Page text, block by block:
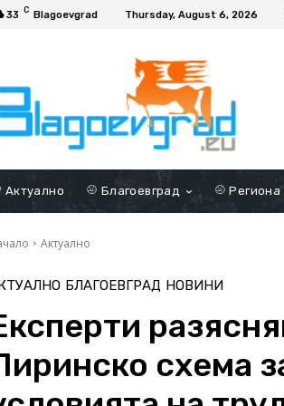
33 C Blagoevgrad Thursday, August 6, 2026
Актуално Благоевград Региона
Актуално
БЛАГОЕВГРАД НОВИНИ
схема